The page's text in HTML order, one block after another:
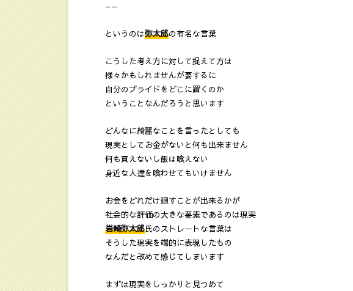
——
というのは弥太郎の有名な言葉
こうした考え方に対して捉えて方は
様々かもしれませんが要するに
自分のプライドをどこに置くのか
ということなんだろうと思います
どんなに綺麗なことを言ったとしても
現実としてお金がないと何も出来ません
何も買えないし飯は喰えない
身近な人達を喰わせてもいけません
お金をどれだけ廻すことが出来るかが
社会的な評価の大きな要素であるのは現実
岩崎弥太郎氏のストレートな言葉は
そうした現実を端的に表現したもの
なんだと改めて感じてしまいます
まずは現実をしっかりと見つめて